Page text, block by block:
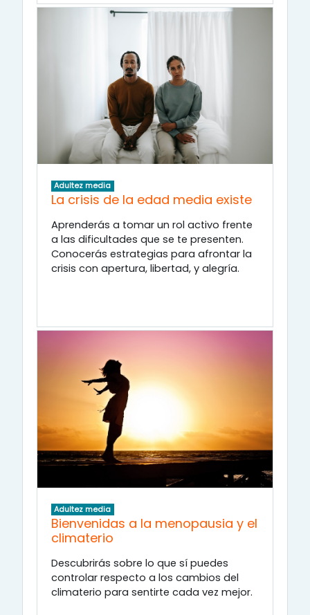
Adultez media
La crisis de la edad media existe
Aprenderás a tomar un rol activo frente
a las dificultades que se te presenten.
Conocerás estrategias para afrontar la
crisis con apertura, libertad, y alegría.
Adultez media
Bienvenidas a la menopausia y el
climaterio
Descubrirás sobre lo que sí puedes
controlar respecto a los cambios del
climaterio para sentirte cada vez mejor.